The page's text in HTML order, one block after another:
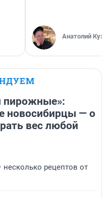
Анатолий
пирожные»:
новосибирцы — о
вес любой
несколько рецептов от